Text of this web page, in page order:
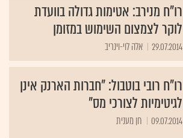
רו"ח מנירב: אטימות גדולה בוועדת
לוקר לצמצום השימוש במזומן
29.07.2014 אלה לוי-וינריב
רו"ח רובי בוטבול: "חברות הארנק אינן
לגיטימיות לצורכי מס"
09.07.2014 חן מענית